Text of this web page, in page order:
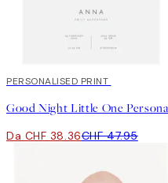
20%*
PERSONALISED PRINT
Da CHF 38.36CHF 47.95